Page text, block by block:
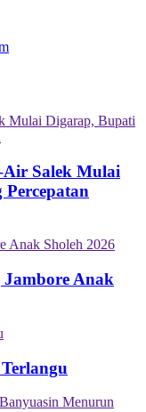
Salek Mulai
Anak